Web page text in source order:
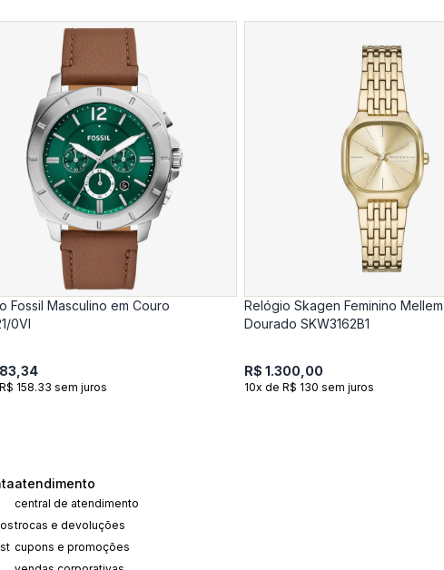
Fossil Masculino em Couro
0VI
158.33 sem juros
Relógio Skagen Feminino
Dourado SKW3162B1
R$ 1.300,00
10x de R$ 130 sem juros
atendimento
central de atendimento
trocas e devoluções
cupons e promoções